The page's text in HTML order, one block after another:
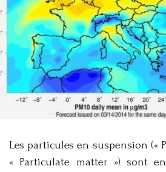
Les particules en suspension («
« Particulate matter ») sont